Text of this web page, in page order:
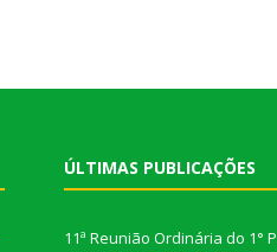
ÚLTIMAS PUBLICAÇÕES
11ª Reunião Ordinária do 1°